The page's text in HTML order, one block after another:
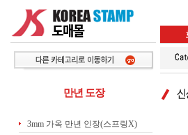
만년 도장
3mm 가옥 만년 인장(스프링X)